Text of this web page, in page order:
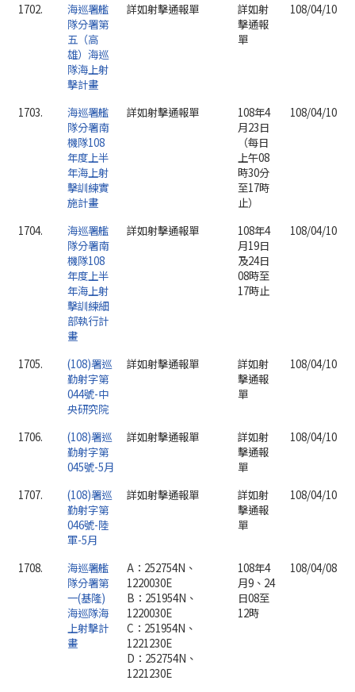
1702.
海巡署艦
隊分署第
五（高
雄）海巡
隊海上射
擊計畫
詳如射擊通報單
詳如射
擊通報
單
108/04/10
1703.
海巡署艦
隊分署南
機隊108
年度上半
年海上射
擊訓練實
施計畫
詳如射擊通報單
108年4
月23日
（每日
上午08
時30分
至17時
止）
108/04/10
1704.
海巡署艦
隊分署南
機隊108
年度上半
年海上射
擊訓練細
部執行計
畫
詳如射擊通報單
108年4
月19日
及24日
08時至
17時止
108/04/10
1705.
(108)署巡
勤射字第
044號-中
央研究院
詳如射擊通報單
詳如射
擊通報
單
108/04/10
1706.
(108)署巡
勤射字第
045號-5月
詳如射擊通報單
詳如射
擊通報
單
108/04/10
1707.
(108)署巡
勤射字第
046號-陸
軍-5月
詳如射擊通報單
詳如射
擊通報
單
108/04/10
1708.
海巡署艦
隊分署第
一(基隆)
海巡隊海
上射擊計
畫
A：252754N、
1220030E
B：251954N、
1220030E
C：251954N、
1221230E
D：252754N、
1221230E
108年4
月9、24
日08至
12時
108/04/08